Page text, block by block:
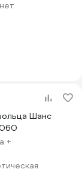
нет
Шанс
+